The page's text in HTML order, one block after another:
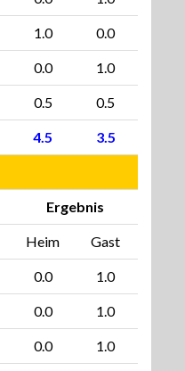
1.0 0.0
0.0 1.0
0.5 0.5
4.5 3.5
Ergebnis
Heim Gast
0.0 1.0
0.0 1.0
0.0 1.0